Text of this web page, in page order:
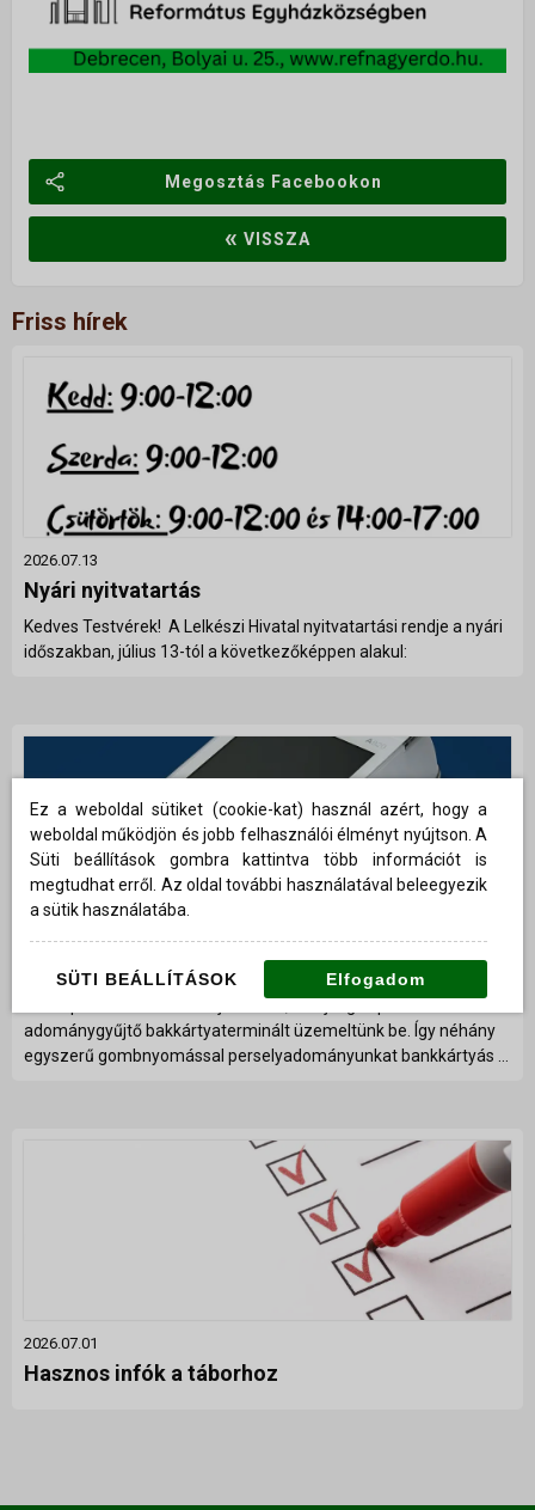
Megosztás Facebookon
« VISSZA
Friss hírek
2026.07.13
Nyári nyitvatartás
Kedves Testvérek! A Lelkészi Hivatal nyitvatartási rendje a nyári
időszakban, július 13-tól a következőképpen alakul:
2026.07.02
Bankkártyás adományozás
adománygyűjtő bakkártyaterminált üzemeltünk be. Így néhány
egyszerű gombnyomással perselyadományunkat bankkártyás ...
2026.07.01
Hasznos infók a táborhoz
Ez a weboldal sütiket (cookie-kat) használ azért, hogy a
weboldal működjön és jobb felhasználói élményt nyújtson. A
Süti beállítások gombra kattintva több információt is
megtudhat erről. Az oldal további használatával beleegyezik
a sütik használatába.
SÜTI BEÁLLÍTÁSOK Elfogadom